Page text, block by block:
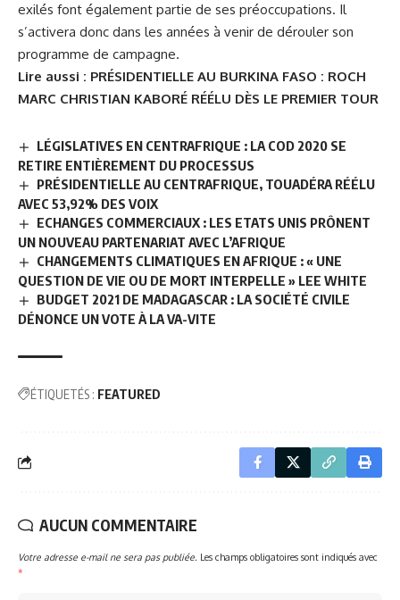
exilés font également partie de ses préoccupations. Il
s’activera donc dans les années à venir de dérouler son
programme de campagne.
Lire aussi : PRÉSIDENTIELLE AU BURKINA FASO : ROCH
MARC CHRISTIAN KABORÉ RÉÉLU DÈS LE PREMIER TOUR
LÉGISLATIVES EN CENTRAFRIQUE : LA COD 2020 SE
RETIRE ENTIÈREMENT DU PROCESSUS
PRÉSIDENTIELLE AU CENTRAFRIQUE, TOUADÉRA RÉÉLU
AVEC 53,92% DES VOIX
ECHANGES COMMERCIAUX : LES ETATS UNIS PRÔNENT
UN NOUVEAU PARTENARIAT AVEC L’AFRIQUE
CHANGEMENTS CLIMATIQUES EN AFRIQUE : « UNE
QUESTION DE VIE OU DE MORT INTERPELLE » LEE WHITE
BUDGET 2021 DE MADAGASCAR : LA SOCIÉTÉ CIVILE
DÉNONCE UN VOTE À LA VA-VITE
ÉTIQUETÉS : FEATURED
AUCUN COMMENTAIRE
Votre adresse e-mail ne sera pas publiée. Les champs obligatoires sont indiqués avec
*